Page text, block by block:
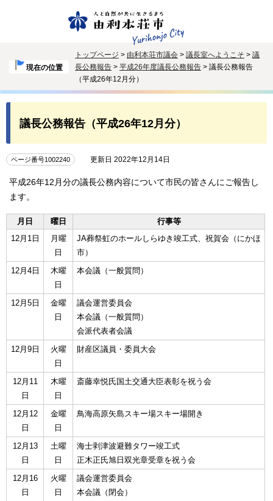
現在の位置
トップページ > 由利本荘市議会 > 議長室へようこそ > 議
長公務報告 > 平成26年度議長公務報告 > 議長公務報告
（平成26年12月分）
議長公務報告（平成26年12月分）
ページ番号1002240 更新日 2022年12月14日
平成26年12月分の議長公務内容について市民の皆さんにご報告し
ます。
月日 曜日
行事等
12月1日
月曜
日
JA葬祭虹のホールしらゆき竣工式、祝賀会（にかほ
市）
12月4日
木曜
日
本会議（一般質問）
12月5日
金曜
日
議会運営委員会
本会議（一般質問）
会派代表者会議
12月9日
火曜
日
財産区議員・委員大会
12月11
日
木曜
日
斎藤幸悦氏国土交通大臣表彰を祝う会
12月12
日
金曜
日
鳥海高原矢島スキー場スキー場開き
12月13
日
土曜
日
海士剥津波避難タワー竣工式
正木正氏旭日双光章受章を祝う会
12月16
日
火曜
日
議会運営委員会
本会議（閉会）